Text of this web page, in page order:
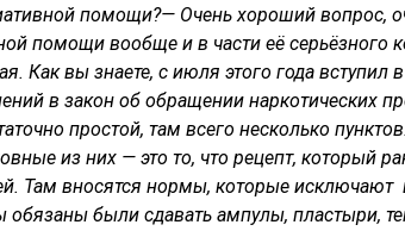
помощи?— Очень хороший вопрос,
помощи вообще и в части её серьёзного
Как вы знаете, с июля этого года
в закон об обращении наркотических
простой, там всего несколько
из них — это то, что рецепт, который
Там вносятся нормы, которые
обязаны были сдавать ампулы, пластыри,